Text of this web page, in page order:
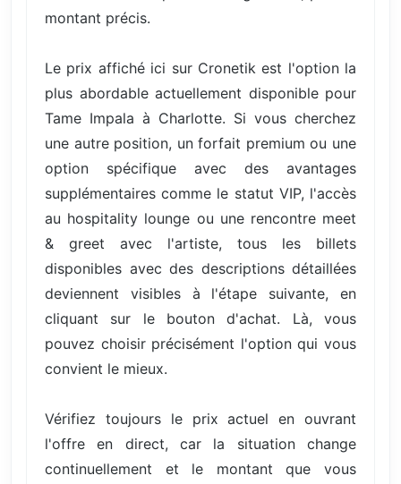
montant précis.
Le prix affiché ici sur Cronetik est l'option la
plus abordable actuellement disponible pour
Tame Impala à Charlotte. Si vous cherchez
une autre position, un forfait premium ou une
option spécifique avec des avantages
supplémentaires comme le statut VIP, l'accès
au hospitality lounge ou une rencontre meet
& greet avec l'artiste, tous les billets
disponibles avec des descriptions détaillées
deviennent visibles à l'étape suivante, en
cliquant sur le bouton d'achat. Là, vous
pouvez choisir précisément l'option qui vous
convient le mieux.
Vérifiez toujours le prix actuel en ouvrant
l'offre en direct, car la situation change
continuellement et le montant que vous